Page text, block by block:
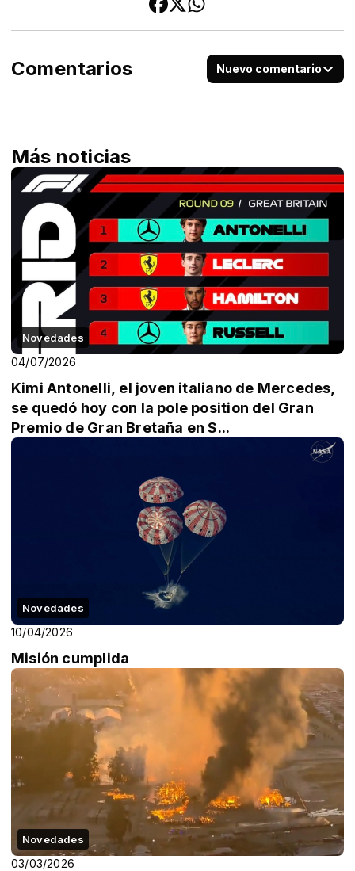
Comentarios Nuevo comentario
Más noticias
Novedades
04/07/2026
Kimi Antonelli, el joven italiano de Mercedes,
se quedó hoy con la pole position del Gran
Premio de Gran Bretaña en S...
Novedades
10/04/2026
Misión cumplida
Novedades
03/03/2026